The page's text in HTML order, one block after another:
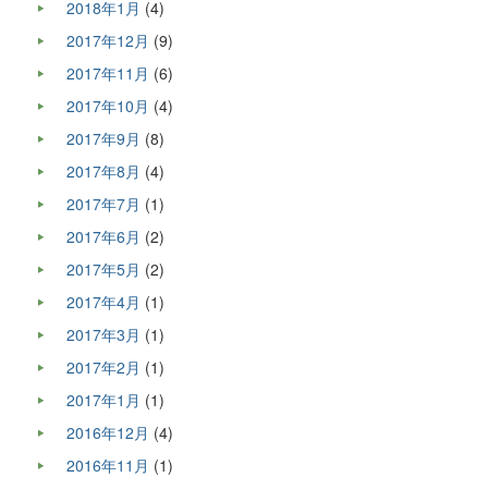
2018年1月 (4)
2017年12月 (9)
2017年11月 (6)
2017年10月 (4)
2017年9月 (8)
2017年8月 (4)
2017年7月 (1)
2017年6月 (2)
2017年5月 (2)
2017年4月 (1)
2017年3月 (1)
2017年2月 (1)
2017年1月 (1)
2016年12月 (4)
2016年11月 (1)